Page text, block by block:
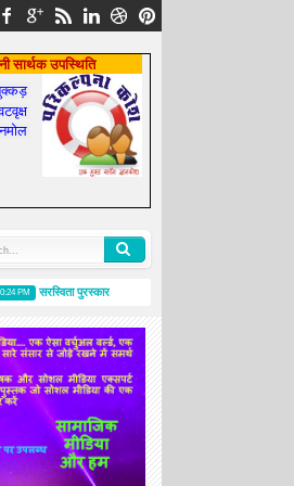
सार्थक उपस्थिति
सरस्विता पुरस्कार 3:00 PM